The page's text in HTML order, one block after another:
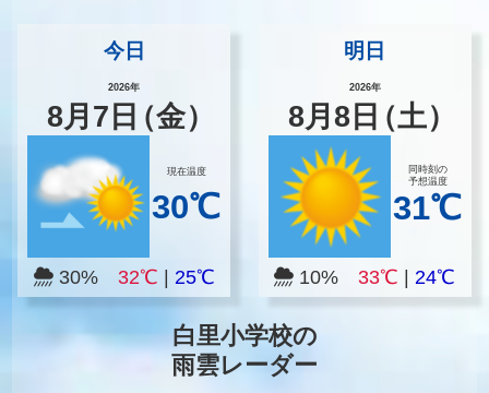
今日
2026年
8月 7 日（金）
現在温度
30℃
30% 32℃ 25℃
明日
2026年
8月8 日（土）
同時刻の
予想温度
31℃
10%33℃ |24℃
白里小学校の
雨雲レーダー